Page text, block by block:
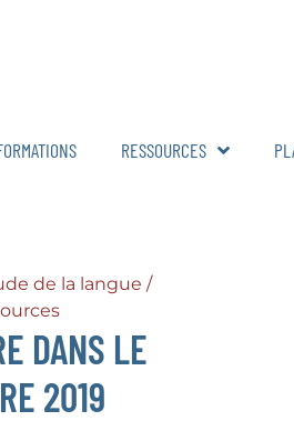
RESSOURCES
de la langue /
DANS LE
2019